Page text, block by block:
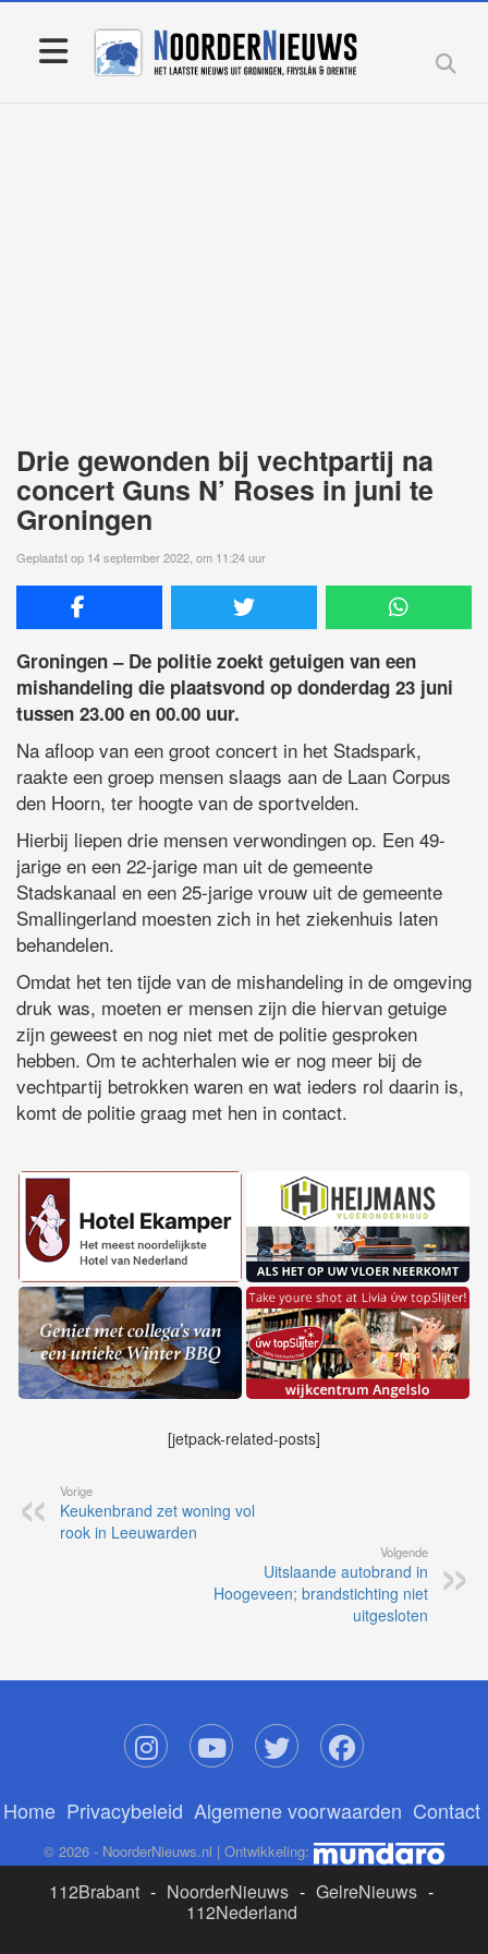
Drie gewonden bij vechtpartij na
concert Guns N’ Roses in juni te
Groningen
Geplaatst op 14 september 2022, om 11:24 uur
Groningen – De politie zoekt getuigen van een
mishandeling die plaatsvond op donderdag 23 juni
tussen 23.00 en 00.00 uur.
Na afloop van een groot concert in het Stadspark,
raakte een groep mensen slaags aan de Laan Corpus
den Hoorn, ter hoogte van de sportvelden.
Hierbij liepen drie mensen verwondingen op. Een 49-
jarige en een 22-jarige man uit de gemeente
Stadskanaal en een 25-jarige vrouw uit de gemeente
Smallingerland moesten zich in het ziekenhuis laten
behandelen.
Omdat het ten tijde van de mishandeling in de omgeving
druk was, moeten er mensen zijn die hiervan getuige
zijn geweest en nog niet met de politie gesproken
hebben. Om te achterhalen wie er nog meer bij de
vechtpartij betrokken waren en wat ieders rol daarin is,
komt de politie graag met hen in contact.
[jetpack-related-posts]
Vorige
Keukenbrand zet woning vol
rook in Leeuwarden
Volgende
Uitslaande autobrand in
Hoogeveen; brandstichting niet
uitgesloten
Home Privacybeleid Algemene voorwaarden Contact
© 2026 - NoorderNieuws.nl | Ontwikkeling:
112Brabant - NoorderNieuws - GelreNieuws -
112Nederland